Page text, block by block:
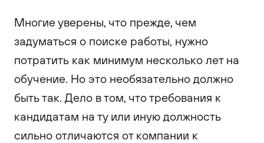
Многие уверены, что прежде, чем
задуматься о поиске работы, нужно
потратить как минимум несколько лет на
обучение. Но это необязательно должно
быть так. Дело в том, что требования к
кандидатам на ту или иную должность
сильно отличаются от компании к